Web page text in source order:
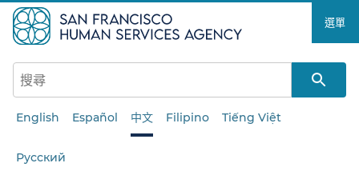
至
主
要
選單​​
English Español 中文 Filipino Tiếng Việt
Русский